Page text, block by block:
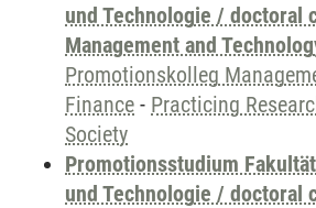
und Technologie / doctoral
Management and
Promotionskolleg
Finance - Practicing
Society
Promotionsstudium
und Technologie / doctoral